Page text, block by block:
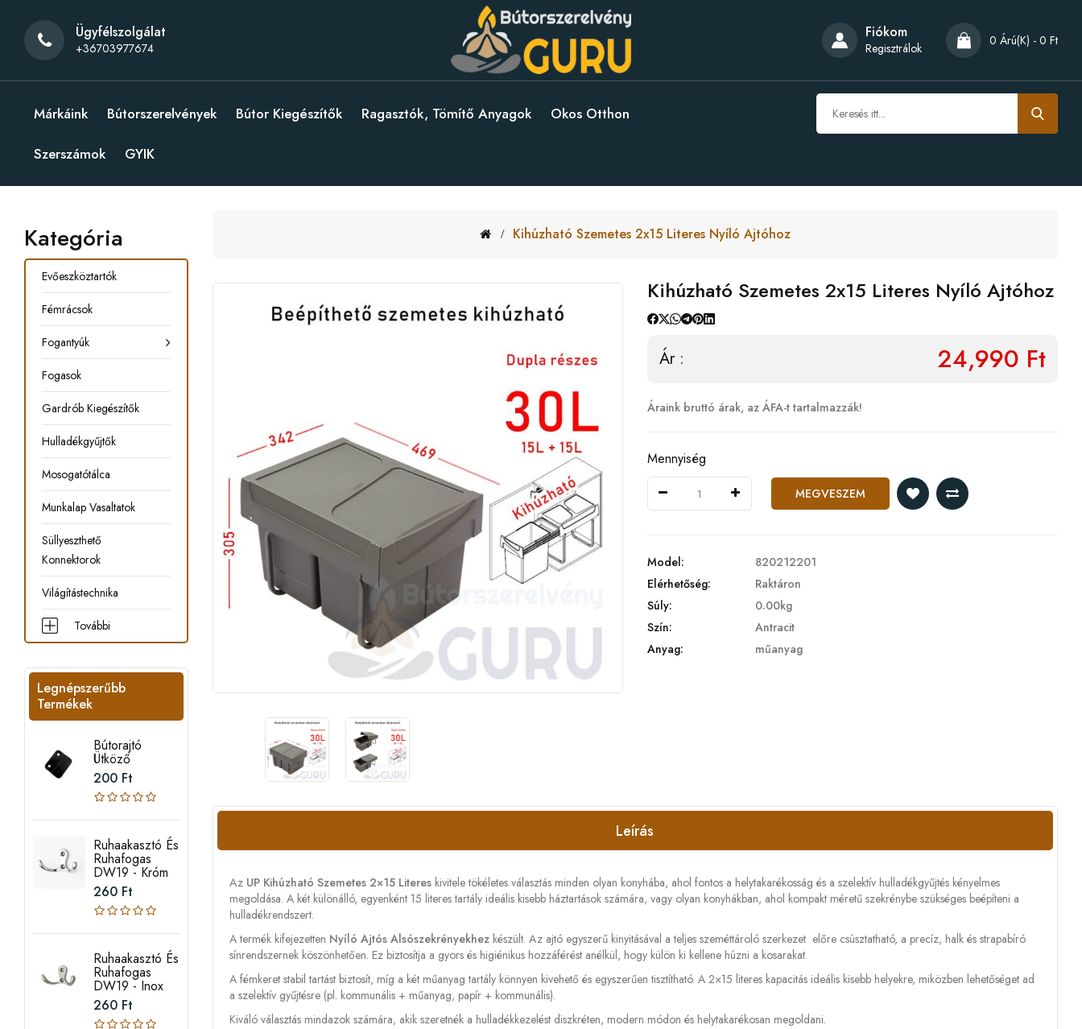
Ügyfélszolgálat
+36703977674
Fiókom
Regisztrálok 0 Árú(k) - 0 Ft
Márkáink Bútorszerelvények Bútor Kiegészítők Ragasztók, Tömítő Anyagok Okos Otthon
Szerszámok GYIK
Kategória
Evőeszköztartók
Fémrácsok
Fogantyúk
Fogasok
Gardrób Kiegészítők
Hulladékgyűjtők
Mosogatótálca
Munkalap Vasaltatok
Süllyeszthető
Konnektorok
Világítástechnika
További
Legnépszerűbb
Termékek
Bútorajtó
Ütköző
200 Ft
Ruhaakasztó És
Ruhafogas
DW19 - Króm
260 Ft
Ruhaakasztó És
Ruhafogas
DW19 - Inox
260 Ft
Kihúzható Szemetes 2x15 Literes Nyíló Ajtóhoz
Kihúzható Szemetes 2x15 Literes Nyíló Ajtóhoz
Ár : 24,990 Ft
Áraink bruttó árak, az ÁFA-t tartalmazzák!
Mennyiség
MEGVESZEM
Model:
820212201
Elérhetőség:
Raktáron
Súly:
0.00kg
Szín:
Antracit
Anyag:
műanyag
Leírás
Az UP Kihúzható Szemetes 2×15 Litereskivitele tökéletes választás minden olyan konyhába, ahol fontos a helytakarékosság és a szelektív hulladékgyűjtés kényelmes
megoldása. A két különálló, egyenként 15 literes tartály ideális kisebb háztartások számára, vagy olyan konyhákban, ahol kompakt méretű szekrénybe szükséges beépíteni a
hulladékrendszert.
A termék kifejezetten Nyíló Ajtós Alsószekrényekhezkészült. Az ajtó egyszerű kinyitásával a teljes szeméttároló szerkezet előre csúsztatható, a precíz, halk és strapabíró
sínrendszernek köszönhetően. Ez biztosítja a gyors és higiénikus hozzáférést anélkül, hogy külön ki kellene húzni a kosarakat.
A fémkeret stabil tartást biztosít, míg a két műanyag tartály könnyen kivehető és egyszerűen tisztítható. A 2×15 literes kapacitás ideális kisebb helyekre, miközben lehetőséget ad
a szelektív gyűjtésre (pl. kommunális + műanyag, papír + kommunális).
Kiváló választás mindazok számára, akik szeretnék a hulladékkezelést diszkréten, modern módon és helytakarékosan megoldani.